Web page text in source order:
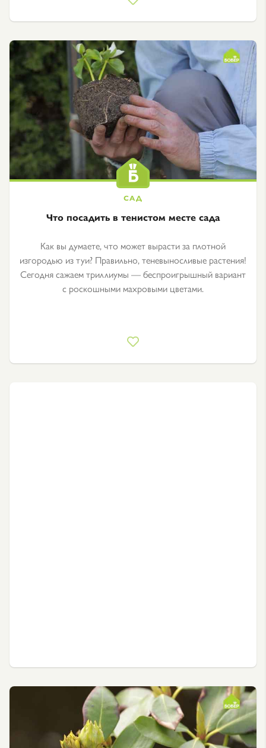
Что посадить в тенистом месте сада
Как вы думаете, что может вырасти за плотной
изгородью из туи? Правильно, теневыносливые растения!
Сегодня сажаем триллиумы — беспроигрышный вариант
с роскошными махровыми цветами.